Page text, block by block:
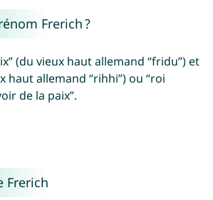
Frerich ?
(du vieux haut allemand “fridu”) et
haut allemand “rihhi”) ou “roi
de la paix”.
Frerich